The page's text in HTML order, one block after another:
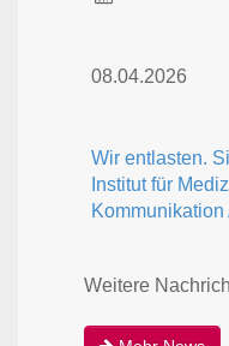
08.04.2026
Wir entlasten.
Institut für
Kommunikation
Weitere